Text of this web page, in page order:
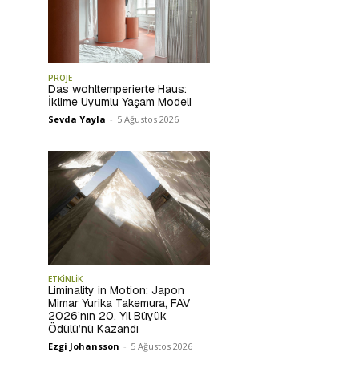
PROJE
Das wohltemperierte Haus:
İklime Uyumlu Yaşam Modeli
Sevda Yayla - 5 Ağustos 2026
ETKİNLİK
Liminality in Motion: Japon
Mimar Yurika Takemura, FAV
2026’nın 20. Yıl Büyük
Ödülü’nü Kazandı
Ezgi Johansson - 5 Ağustos 2026